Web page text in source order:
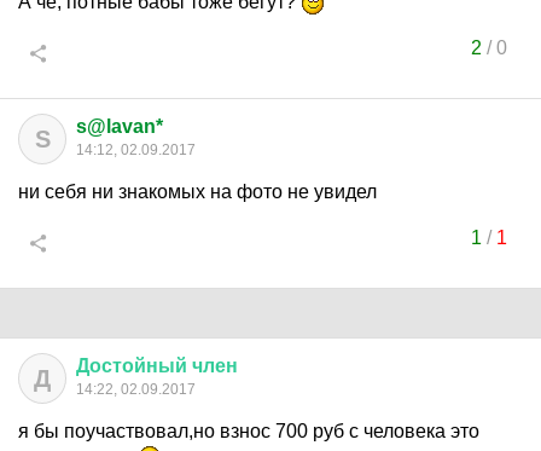
2 /0
S s@lavan*
14:12, 02.09.2017
ни себя ни знакомых на фото не увидел
1 / 1
Д Достойный член
14:22, 02.09.2017
я бы поучаствовал,но взнос 700 руб с человека это